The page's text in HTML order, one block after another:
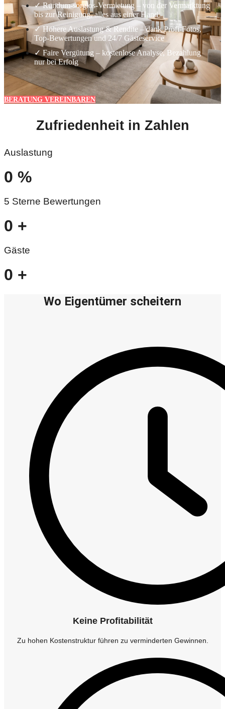
✓ Rundum-sorglos-Vermietung – von der Vermarktung
bis zur Reinigung, alles aus einer Hand
✓ Höhere Auslastung & Rendite – dank Profi-Fotos,
Top-Bewertungen und 24/7 Gästeservice
✓ Faire Vergütung – kostenlose Analyse, Bezahlung
nur bei Erfolg
BERATUNG VEREINBAREN
Zufriedenheit in Zahlen
Auslastung
0 %
5 Sterne Bewertungen
0 +
Gäste
0 +
Wo Eigentümer scheitern
Keine Profitabilität
Zu hohen Kostenstruktur führen zu verminderten Gewinnen.